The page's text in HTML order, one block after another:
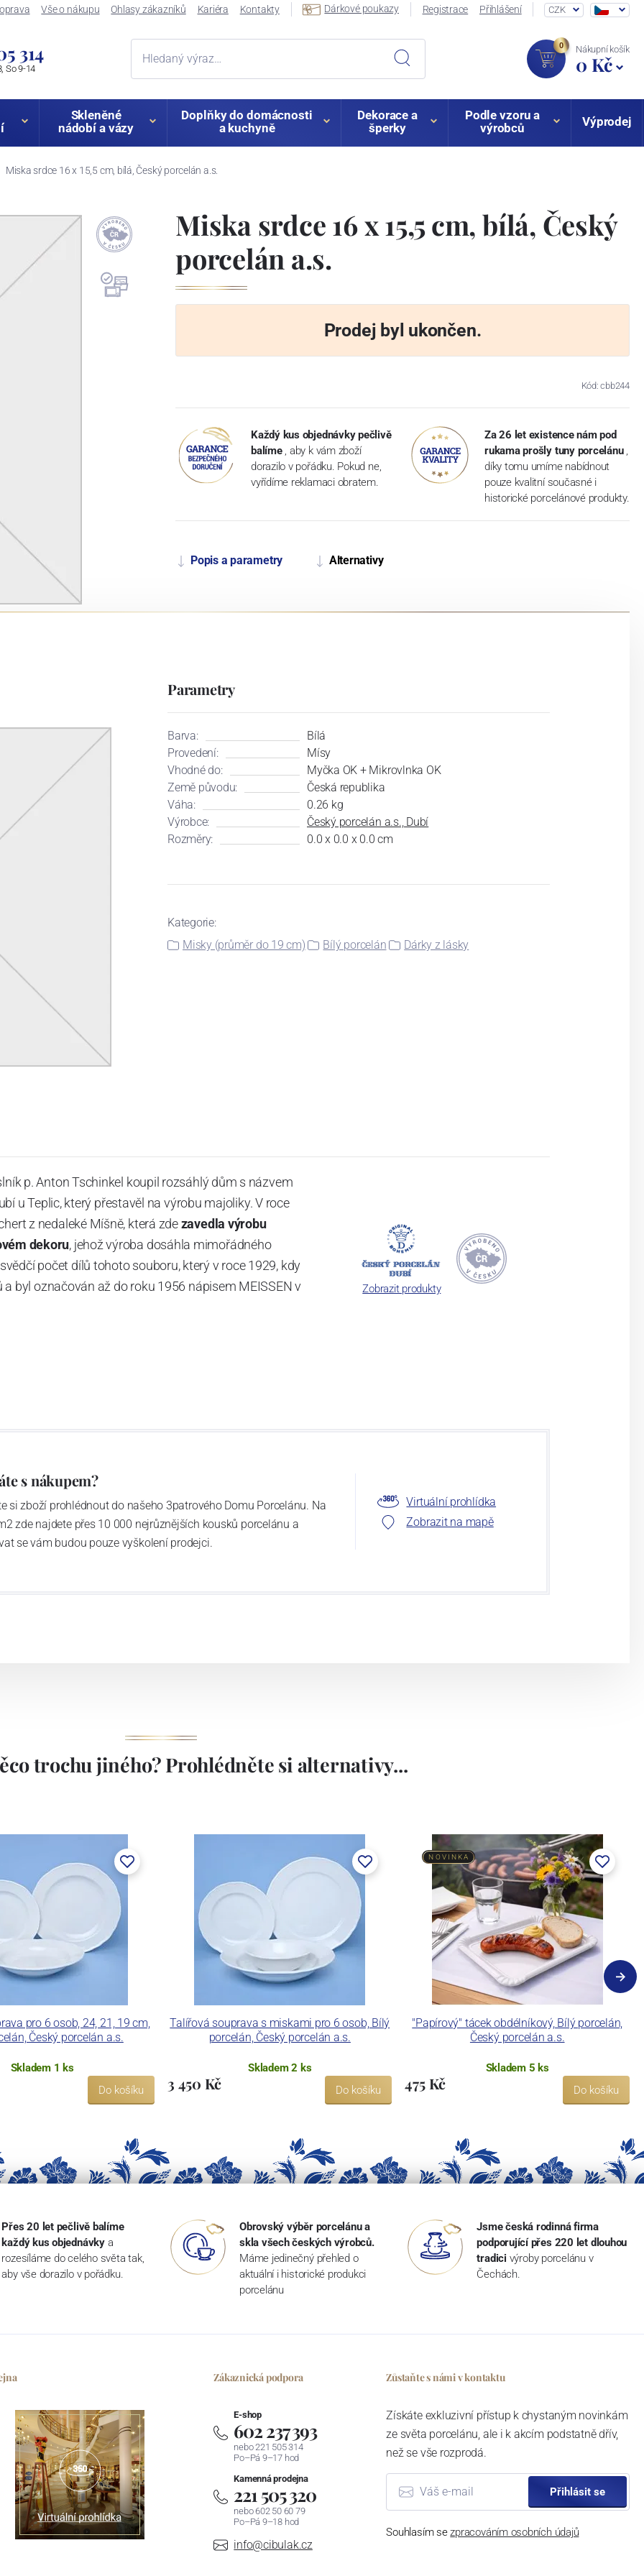
Vše o nákupu Ohlasy zákazníků Kariéra Kontakty Dárkové poukazy Registrace Přihlášení CZK
314
So 9-14
0 Nákupní košík
0 Kč
Skleněné
nádobí a vázy
Doplňky do domácnosti
a kuchyně
Dekorace a
šperky
Podle vzoru a
výrobců
Výprodej
Miska srdce 16 x 15,5 cm, bílá, Český porcelán a.s.
Miska srdce 16 x 15,5 cm, bílá, Český
porcelán a.s.
Prodej byl ukončen.
Kód: cbb244
Každý kus objednávky pečlivě
balíme , aby k vám zboží
dorazilo v pořádku. Pokud ne,
vyřídíme reklamaci obratem.
Za 26 let existence nám pod
rukama prošly tuny porcelánu ,
díky tomu umíme nabídnout
pouze kvalitní současné i
historické porcelánové produkty.
Popis a parametry Alternativy
Parametry
Barva:
Bílá
Provedení:
Mísy
Vhodné do:
Myčka OK + Mikrovlnka OK
Země původu:
Česká republika
Váha:
0.26 kg
Výrobce:
Český porcelán a.s., Dubí
Rozměry:
0.0 x 0.0 x 0.0 cm
Kategorie:
Misky (průměr do 19 cm)
Bílý porcelán Dárky z lásky
p. Anton Tschinkel koupil rozsáhlý dům s názvem
u Teplic, který přestavěl na výrobu majoliky. V roce
z nedaleké Míšně, která zdezavedla výrobu
dekoru, jehož výroba dosáhla mimořádného
počet dílů tohoto souboru, který v roce 1929, kdy
byl označován až do roku 1956 nápisem MEISSEN v
Zobrazit produkty
s nákupem?
si zboží prohlédnout do našeho 3patrového Domu Porcelánu. Na
zde najdete přes 10 000 nejrůznějších kousků porcelánu a
se vám budou pouze vyškolení prodejci.
Virtuální prohlídka
Zobrazit na mapě
trochu jiného? Prohlédněte si alternativy...
pro 6 osob, 24, 21, 19 cm,
Český porcelán a.s.
Skladem 1 ks
Do košíku
Talířová souprava s miskami pro 6 osob, Bílý
porcelán, Český porcelán a.s.
Skladem 2 ks
3 450 Kč Do košíku
"Papírový" tácek obdélníkový, Bílý porcelán,
Český porcelán a.s.
NOVINKA
Skladem 5 ks
475 Kč Do košíku
Přes 20 let pečlivě balíme
každý kus objednávky a
rozesíláme do celého světa tak,
aby vše dorazilo v pořádku.
Obrovský výběr porcelánu a
skla všech českých výrobců.
Máme jedinečný přehled o
aktuální i historické produkci
porcelánu
Jsme česká rodinná firma
podporující přes 220 let dlouhou
tradici výroby porcelánu v
Čechách.
Zákaznická podpora
E-shop
602 237 393
nebo 221 505 314
Po–Pá 9–17 hod
Kamenná prodejna
221 505 320
nebo 602 50 60 79
Po–Pá 9–18 hod
info@cibulak.cz
Zůstaňte s námi v kontaktu
Získáte exkluzivní přístup k chystaným novinkám
ze světa porcelánu, ale i k akcím podstatně dřív,
než se vše rozprodá.
Přihlásit se
Souhlasím sezpracováním osobních údajů